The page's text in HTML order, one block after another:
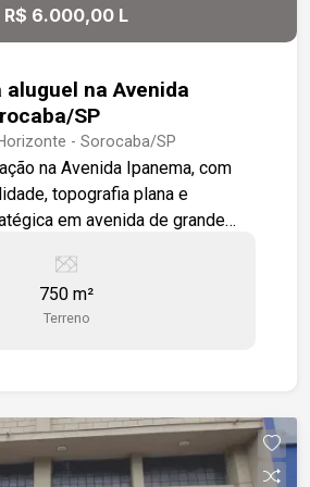
R$ 6.000,00 L
na Avenida
SP
- Sorocaba/SP
na Avenida Ipanema, com
topografia plana e
em avenida de grande
-Avenida com grande fluxo de
ou empreendimentos.
750 m²
Terreno